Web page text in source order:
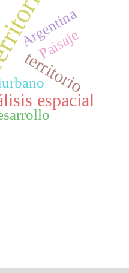
espacial
territorio
Paisaje
Argentina